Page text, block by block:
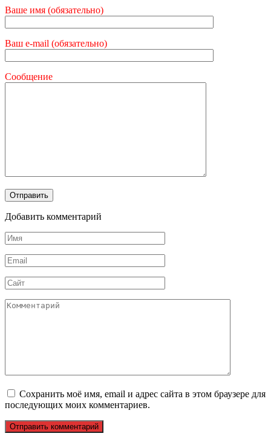
Ваше имя (обязательно)
Ваш e-mail (обязательно)
Сообщение
Добавить комментарий
Имя
*
Email
*
Сайт
Комментарий
Сохранить моё имя, email и адрес сайта в этом браузере для
последующих моих комментариев.